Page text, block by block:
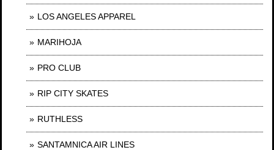
LOS ANGELES APPAREL
MARIHOJA
PRO CLUB
RIP CITY SKATES
RUTHLESS
SANTAMNICA AIR LINES